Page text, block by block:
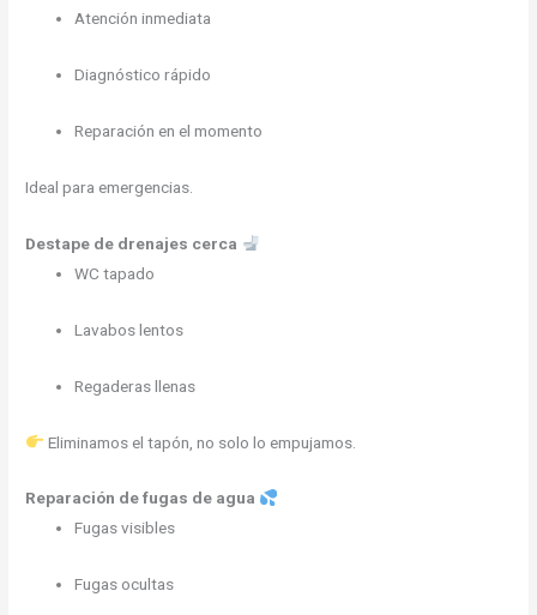
Atención inmediata
Diagnóstico rápido
Reparación en el momento
Ideal para emergencias.
Destape de drenajes cerca
WC tapado
Lavabos lentos
Regaderas llenas
Eliminamos el tapón, no solo lo empujamos.
Reparación de fugas de agua
Fugas visibles
Fugas ocultas